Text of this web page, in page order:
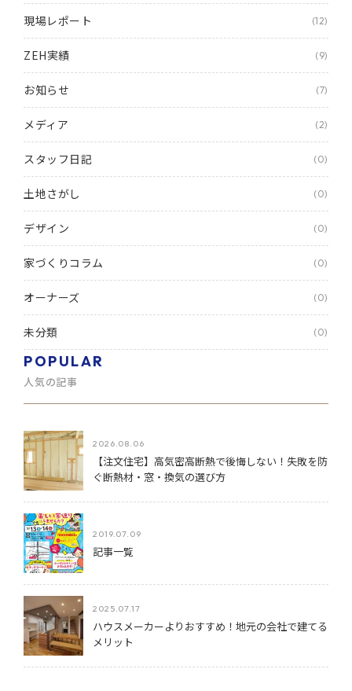
現場レポート (12)
ZEH実績 (9)
お知らせ (7)
メディア (2)
スタッフ日記 (0)
土地さがし (0)
デザイン (0)
家づくりコラム (0)
オーナーズ (0)
未分類 (0)
POPULAR
人気の記事
2026.08.06
【注文住宅】高気密高断熱で後悔しない！失敗を防
ぐ断熱材・窓・換気の選び方
2019.07.09
記事一覧
2025.07.17
ハウスメーカーよりおすすめ！地元の会社で建てる
メリット